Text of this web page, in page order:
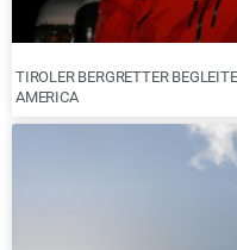
TIROLER BERGRETTER
AMERICA